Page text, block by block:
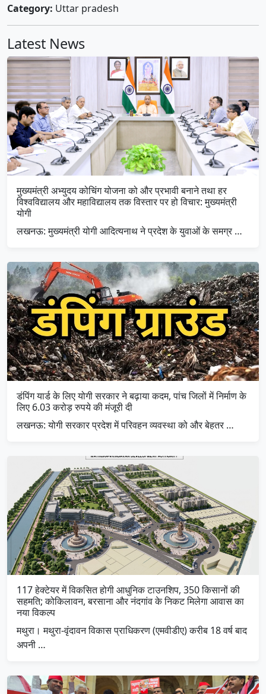
Category: Uttar pradesh
Latest News
मुख्यमंत्री अभ्युदय कोचिंग योजना को और प्रभावी बनाने तथा हर
विश्वविद्यालय और महाविद्यालय तक विस्तार पर हो विचार: मुख्यमंत्री
योगी
लखनऊ: मुख्यमंत्री योगी आदित्यनाथ ने प्रदेश के युवाओं के समग्र …
डंपिंग यार्ड के लिए योगी सरकार ने बढ़ाया कदम, पांच जिलों में निर्माण के
लिए 6.03 करोड़ रुपये की मंजूरी दी
लखनऊ: योगी सरकार प्रदेश में परिवहन व्यवस्था को और बेहतर …
117 हेक्टेयर में विकसित होगी आधुनिक टाउनशिप, 350 किसानों की
सहमति; कोकिलावन, बरसाना और नंदगांव के निकट मिलेगा आवास का
नया विकल्प
मथुरा। मथुरा-वृंदावन विकास प्राधिकरण (एमवीडीए) करीब 18 वर्ष बाद
अपनी …